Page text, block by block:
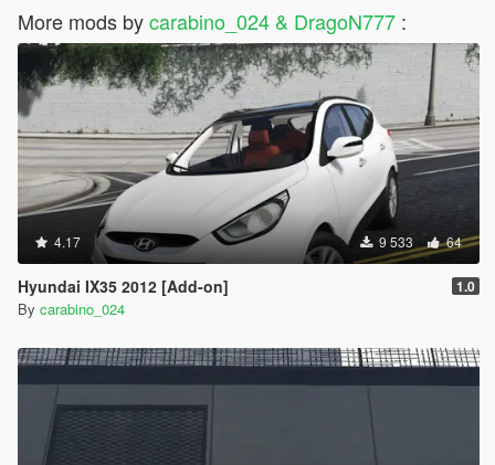
More mods bycarabino_024 & DragoN777 :
4.17 9 533 64
Hyundai IX35 2012 [Add-on] 1.0
By carabino_024